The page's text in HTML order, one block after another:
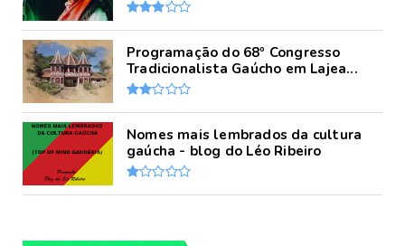
Programação do 68º Congresso
Tradicionalista Gaúcho em Lajea...
Nomes mais lembrados da cultura
gaúcha - blog do Léo Ribeiro